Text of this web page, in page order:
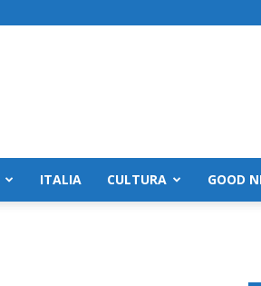
ITALIA CULTURA GOOD